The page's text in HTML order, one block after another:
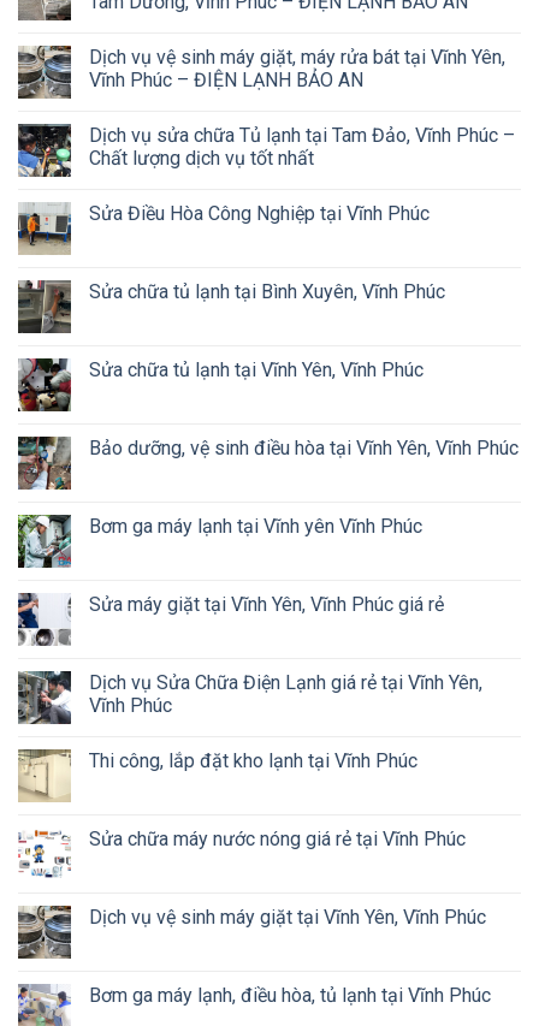
Dịch vụ vệ sinh máy giặt, máy rửa bát tại Vĩnh Yên,
Vĩnh Phúc – ĐIỆN LẠNH BẢO AN
Dịch vụ sửa chữa Tủ lạnh tại Tam Đảo, Vĩnh Phúc –
Chất lượng dịch vụ tốt nhất
Sửa Điều Hòa Công Nghiệp tại Vĩnh Phúc
Sửa chữa tủ lạnh tại Bình Xuyên, Vĩnh Phúc
Sửa chữa tủ lạnh tại Vĩnh Yên, Vĩnh Phúc
Bảo dưỡng, vệ sinh điều hòa tại Vĩnh Yên, Vĩnh Phúc
Bơm ga máy lạnh tại Vĩnh yên Vĩnh Phúc
Sửa máy giặt tại Vĩnh Yên, Vĩnh Phúc giá rẻ
Dịch vụ Sửa Chữa Điện Lạnh giá rẻ tại Vĩnh Yên,
Vĩnh Phúc
Thi công, lắp đặt kho lạnh tại Vĩnh Phúc
Sửa chữa máy nước nóng giá rẻ tại Vĩnh Phúc
Dịch vụ vệ sinh máy giặt tại Vĩnh Yên, Vĩnh Phúc
Bơm ga máy lạnh, điều hòa, tủ lạnh tại Vĩnh Phúc